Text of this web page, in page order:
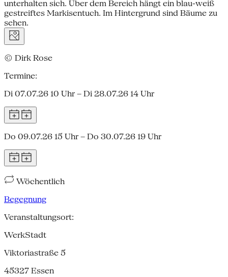
© Dirk Rose
Termine:
Di 07.07.26 10 Uhr – Di 28.07.26 14 Uhr
Do 09.07.26 15 Uhr – Do 30.07.26 19 Uhr
Wöchentlich
Begegnung
Veranstaltungsort:
WerkStadt
Viktoriastraße 5
45327 Essen